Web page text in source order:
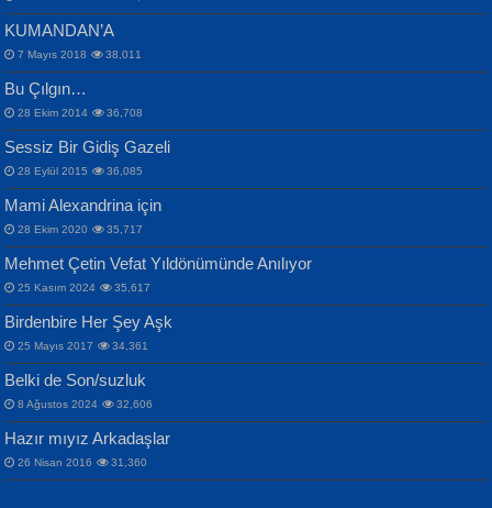
İPEK ACAR SERT
Gazze’nin Şecaati, Ümmetin İmtihanı...
MAHMUT GÜRBÜZ
İbrahim Olmak ve Bitirebilmek...
Selahattin Yıldız
İdrakimle Üşürken...
Songül Özel
Mahzen...
ERDEM BAYAZIT
Sana, Bana, Vatanıma, Ülkemin
İnsanlarına Dair...
NAZIM HİKMET RAN
Bir Cezaevinde, Tecritteki Adamın
Mektupları...
KUMANDAN’A
7 Mayıs 2018 38,011
Bu Çılgın…
28 Ekim 2014 36,708
Sessiz Bir Gidiş Gazeli
28 Eylül 2015 36,085
Mami Alexandrina için
28 Ekim 2020 35,717
Mehmet Çetin Vefat Yıldönümünde Anılıyor
25 Kasım 2024 35,617
Birdenbire Her Şey Aşk
25 Mayıs 2017 34,361
Belki de Son/suzluk
8 Ağustos 2024 32,606
Hazır mıyız Arkadaşlar
26 Nisan 2016 31,360